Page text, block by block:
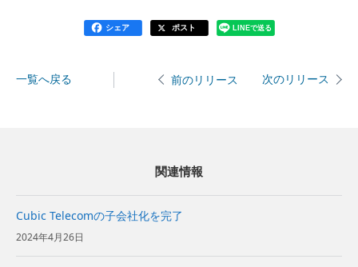
シェア ポスト LINEで送る
一覧へ戻る 前のリリース 次のリリース
関連情報
Cubic Telecomの子会社化を完了
2024年4月26日